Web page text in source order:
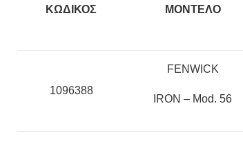
ΚΩΔΙΚΟΣ ΜΟΝΤΕΛΟ
1096388
FENWICK
IRON – Mod. 56